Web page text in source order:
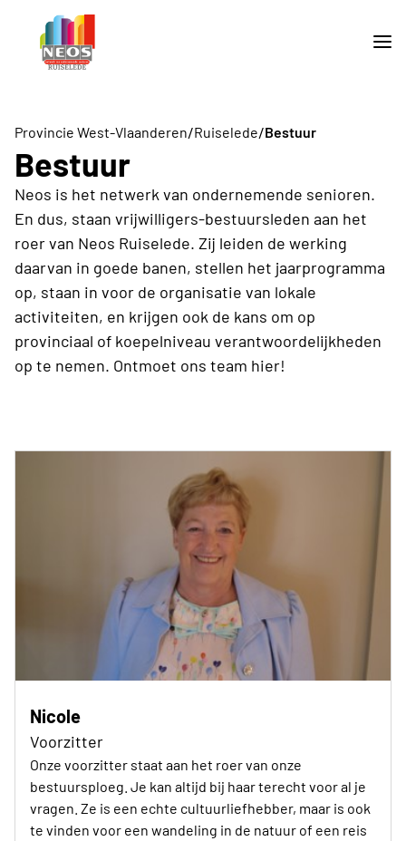
Provincie West-Vlaanderen/Ruiselede/Bestuur
Bestuur
Neos is het netwerk van ondernemende senioren.
En dus, staan vrijwilligers-bestuursleden aan het
roer van Neos Ruiselede. Zij leiden de werking
daarvan in goede banen, stellen het jaarprogramma
op, staan in voor de organisatie van lokale
activiteiten, en krijgen ook de kans om op
provinciaal of koepelniveau verantwoordelijkheden
op te nemen. Ontmoet ons team hier!
Nicole
Voorzitter
Onze voorzitter staat aan het roer van onze
bestuursploeg. Je kan altijd bij haar terecht voor al je
vragen. Ze is een echte cultuurliefhebber, maar is ook
te vinden voor een wandeling in de natuur of een reis